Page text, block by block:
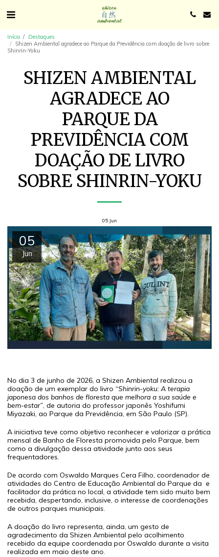
Início
Destaques
Shizen Ambiental agradece ao Parque da Previdência com doação de livro sobre
Shinrin-Yoku
SHIZEN AMBIENTAL
AGRADECE AO
PARQUE DA
PREVIDÊNCIA COM
DOAÇÃO DE LIVRO
SOBRE SHINRIN-YOKU
05 Jun
05
Jun
No dia 3 de junho de 2026, a Shizen Ambiental realizou a
doação de um exemplar do livro “Shinrin-yoku: A terapia
japonesa dos banhos de floresta que melhora a sua saúde e
bem-estar”, de autoria do professor japonês Yoshifumi
Miyazaki, ao Parque da Previdência, em São Paulo (SP).
A iniciativa teve como objetivo reconhecer e valorizar a prática
mensal de Banho de Floresta promovida pelo Parque, bem
como a divulgação dessa atividade junto aos seus
frequentadores.
De acordo com Oswaldo Marques Cera Filho, coordenador de
atividades do Centro de Educação Ambiental do Parque da e
facilitador da prática no local, a atividade tem sido muito bem
recebida, despertando, inclusive, o interesse de coordenações
de outros parques municipais.
A doação do livro representa, ainda, um gesto de
agradecimento da Shizen Ambiental pelo acolhimento
recebido da equipe coordenada por Oswaldo durante a visita
realizada em maio deste ano.